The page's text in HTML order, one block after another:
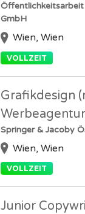
GmbH
Wien, Wien
VOLLZEIT
Grafikdesign
Werbeagentur
Springer & Jacoby
Wien, Wien
VOLLZEIT
Junior